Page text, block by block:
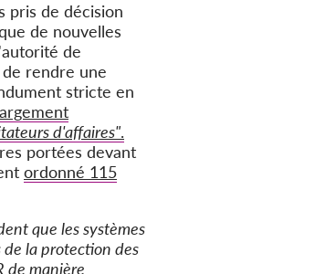
pris de décision
de nouvelles
de
rendre une
stricte en
d'affaires".
portées devant
ordonné 115
que les systèmes
la protection des
de manière